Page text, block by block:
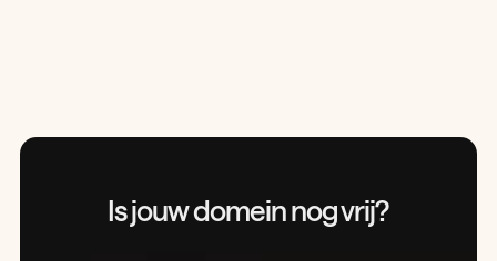
Is jouw domeinnog vrij?